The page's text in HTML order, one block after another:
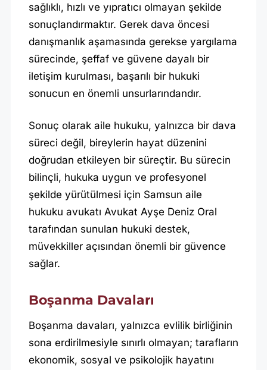
sağlıklı, hızlı ve yıpratıcı olmayan şekilde
sonuçlandırmaktır. Gerek dava öncesi
danışmanlık aşamasında gerekse yargılama
sürecinde, şeffaf ve güvene dayalı bir
iletişim kurulması, başarılı bir hukuki
sonucun en önemli unsurlarındandır.
Sonuç olarak aile hukuku, yalnızca bir dava
süreci değil, bireylerin hayat düzenini
doğrudan etkileyen bir süreçtir. Bu sürecin
bilinçli, hukuka uygun ve profesyonel
şekilde yürütülmesi için Samsun aile
hukuku avukatı Avukat Ayşe Deniz Oral
tarafından sunulan hukuki destek,
müvekkiller açısından önemli bir güvence
sağlar.
Boşanma Davaları
Boşanma davaları, yalnızca evlilik birliğinin
sona erdirilmesiyle sınırlı olmayan; tarafların
ekonomik, sosyal ve psikolojik hayatını